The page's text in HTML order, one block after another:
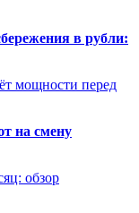
в рубли:
мощности перед
на смену
обзор